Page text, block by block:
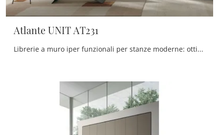
Atlante UNIT AT231
Librerie a muro iper funzionali per stanze moderne: ottieni informazioni sul modello Atlante UNIT AT231 della marca Tomasella!